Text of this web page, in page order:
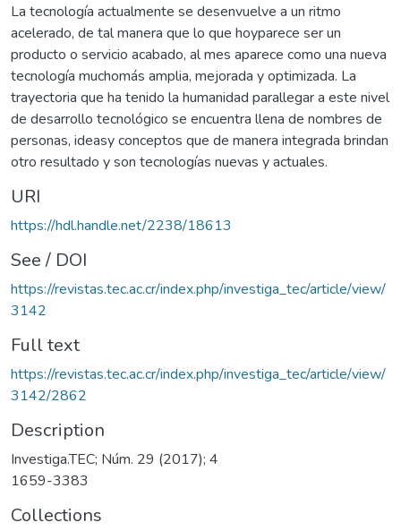
La tecnología actualmente se desenvuelve a un ritmo
acelerado, de tal manera que lo que hoyparece ser un
producto o servicio acabado, al mes aparece como una nueva
tecnología muchomás amplia, mejorada y optimizada. La
trayectoria que ha tenido la humanidad parallegar a este nivel
de desarrollo tecnológico se encuentra llena de nombres de
personas, ideasy conceptos que de manera integrada brindan
otro resultado y son tecnologías nuevas y actuales.
URI
https://hdl.handle.net/2238/18613
See / DOI
https://revistas.tec.ac.cr/index.php/investiga_tec/article/view/
3142
Full text
https://revistas.tec.ac.cr/index.php/investiga_tec/article/view/
3142/2862
Description
Investiga.TEC; Núm. 29 (2017); 4
1659-3383
Collections